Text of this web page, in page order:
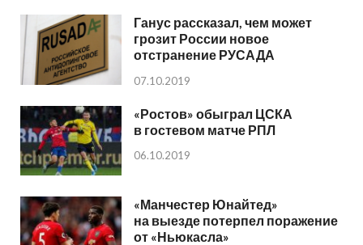
Ганус рассказал, чем может
грозит России новое
отстранение РУСАДА
07.10.2019
«Ростов» обыграл ЦСКА
в гостевом матче РПЛ
06.10.2019
«Манчестер Юнайтед»
на выезде потерпел поражение
от «Ньюкасла»